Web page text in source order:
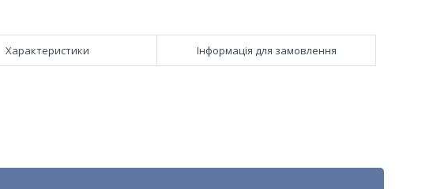
Характеристики Інформація для замовлення